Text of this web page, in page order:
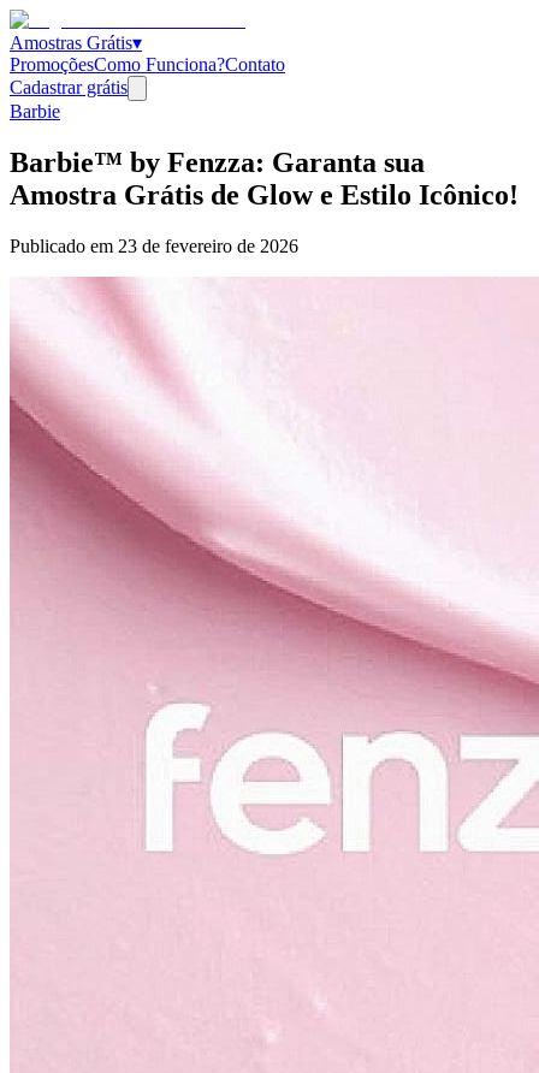
Amostras Grátis▾
PromoçõesComo Funciona?Contato
Cadastrar grátis
Barbie
Barbie™ by Fenzza: Garanta sua
Amostra Grátis de Glow e Estilo Icônico!
Publicado em 23 de fevereiro de 2026